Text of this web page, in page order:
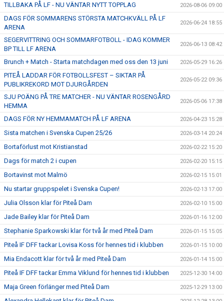
TILLBAKA PÅ LF - NU VÄNTAR NYTT TOPPLAG 2026-08-06 09:00
DAGS FÖR SOMMARENS STÖRSTA MATCHKVÄLL PÅ LF
ARENA
2026-06-24 18:55
SEGERVITTRING OCH SOMMARFOTBOLL - IDAG KOMMER
BP TILL LF ARENA
2026-06-13 08:42
Brunch + Match - Starta matchdagen med oss den 13 juni 2026-05-29 16:26
PITEÅ LADDAR FÖR FOTBOLLSFEST – SIKTAR PÅ
PUBLIKREKORD MOT DJURGÅRDEN
2026-05-22 09:36
SJU POÄNG PÅ TRE MATCHER - NU VÄNTAR ROSENGÅRD
HEMMA
2026-05-06 17:38
DAGS FÖR NY HEMMAMATCH PÅ LF ARENA 2026-04-23 15:28
Sista matchen i Svenska Cupen 25/26 2026-03-14 20:24
Bortaförlust mot Kristianstad 2026-02-22 15:20
Dags för match 2 i cupen 2026-02-20 15:15
Bortavinst mot Malmö 2026-02-15 15:01
Nu startar gruppspelet i Svenska Cupen! 2026-02-13 17:00
Julia Olsson klar för Piteå Dam 2026-02-10 15:00
Jade Bailey klar för Piteå Dam 2026-01-16 12:00
Stephanie Sparkowski klar för två år med Piteå Dam 2026-01-15 15:05
Piteå IF DFF tackar Lovisa Koss för hennes tid i klubben 2026-01-15 10:00
Mia Endacott klar för två år med Piteå Dam 2026-01-14 15:00
Piteå IF DFF tackar Emma Viklund för hennes tid i klubben 2025-12-30 14:00
Maja Green förlänger med Piteå Dam 2025-12-29 13:00